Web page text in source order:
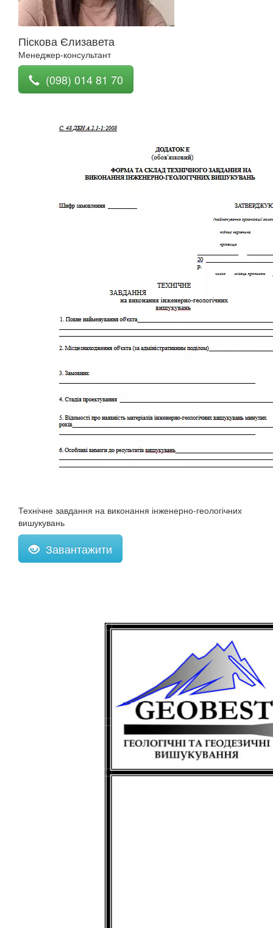
Піскова Єлизавета
Менеджер-консультант
(098) 014 81 70
Технічне завдання на виконання інженерно-геологічних
вишукувань
Завантажити